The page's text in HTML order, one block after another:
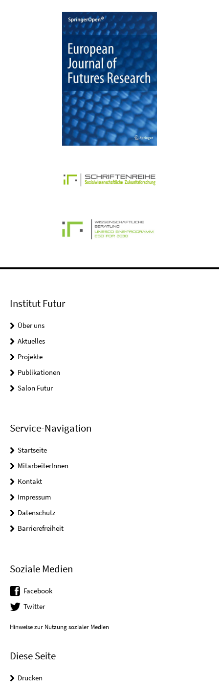
Institut Futur
Über uns
Aktuelles
Projekte
Publikationen
Salon Futur
Service-Navigation
Startseite
MitarbeiterInnen
Kontakt
Impressum
Datenschutz
Barrierefreiheit
Soziale Medien
Facebook
Twitter
Hinweise zur Nutzung sozialer Medien
Diese Seite
Drucken